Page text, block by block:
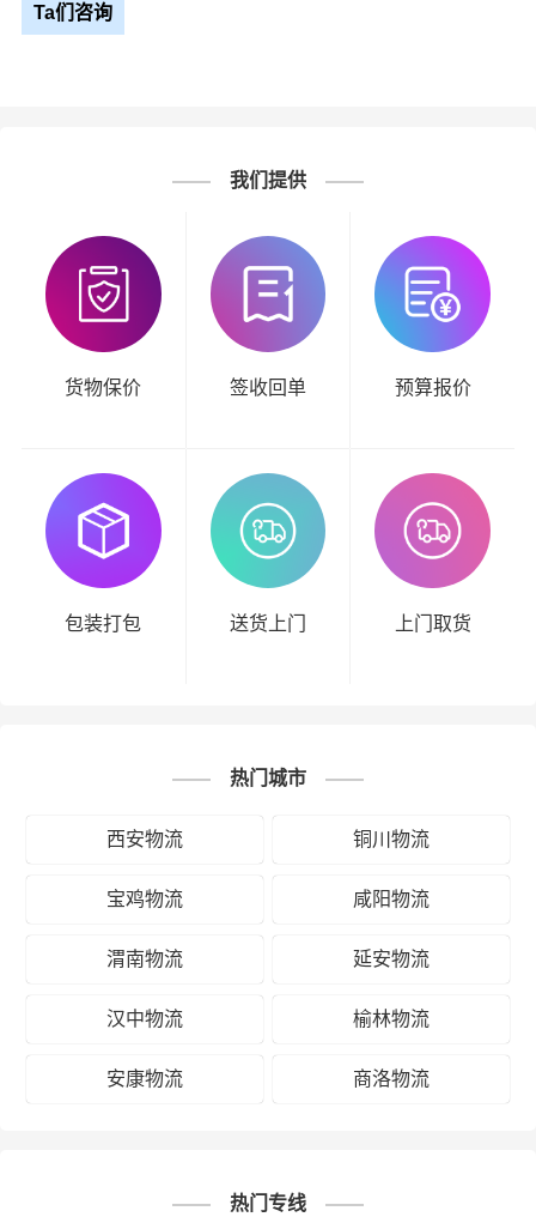
Ta们咨询
我们提供
货物保价 签收回单 预算报价
包装打包 送货上门 上门取货
热门城市
西安物流 铜川物流
宝鸡物流 咸阳物流
渭南物流 延安物流
汉中物流 榆林物流
安康物流 商洛物流
热门专线